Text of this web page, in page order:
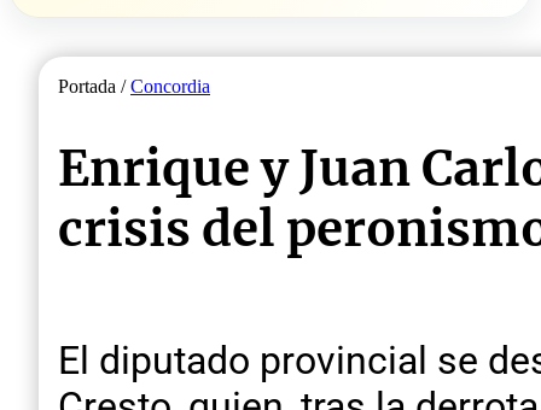
Portada /Concordia
Enrique y Juan
crisis del
El diputado provincial se